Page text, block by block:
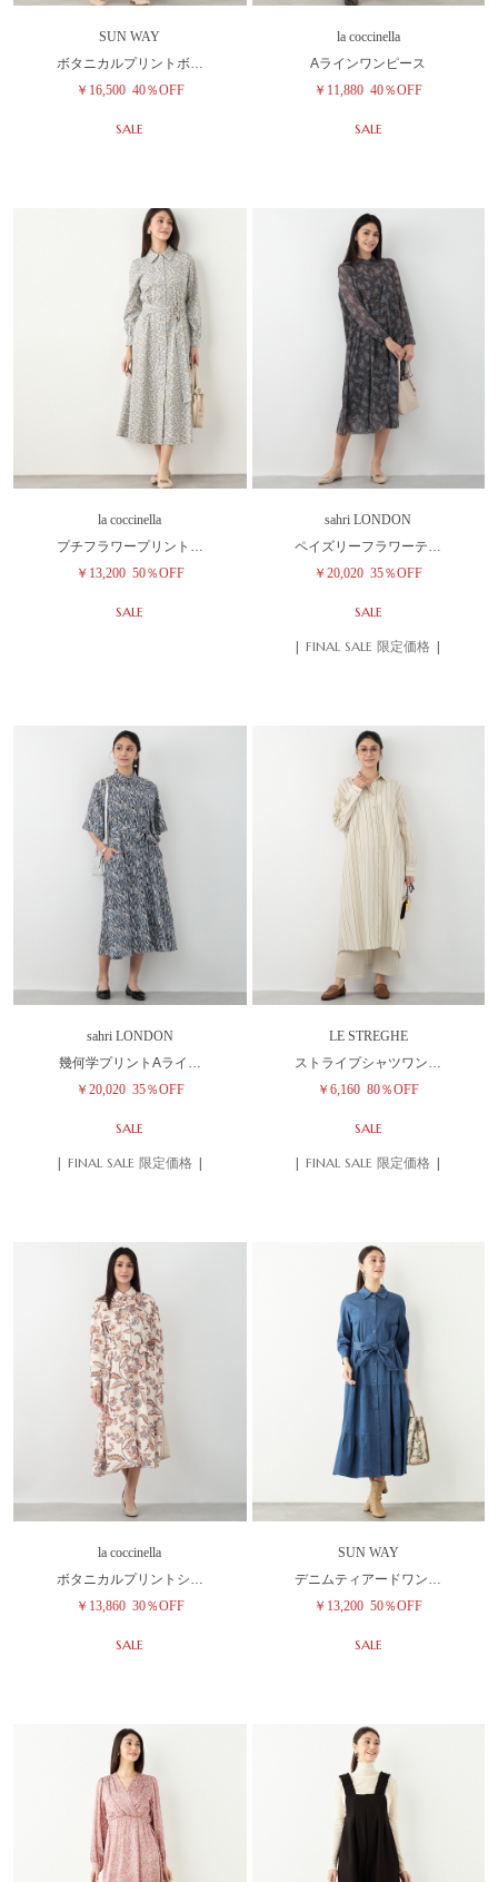
SUN WAY
ボタニカルプリントボ…
￥16,500 40％OFF
SALE
la coccinella
Aラインワンピース
￥11,880 40％OFF
SALE
la coccinella
プチフラワープリント…
￥13,200 50％OFF
SALE
sahri LONDON
ペイズリーフラワーテ…
￥20,020 35％OFF
SALE
| FINAL SALE 限定価格 |
sahri LONDON
幾何学プリントAライ…
￥20,020 35％OFF
SALE
| FINAL SALE 限定価格 |
LE STREGHE
ストライプシャツワン…
￥6,160 80％OFF
SALE
| FINAL SALE 限定価格 |
la coccinella
ボタニカルプリントシ…
￥13,860 30％OFF
SALE
SUN WAY
デニムティアードワン…
￥13,200 50％OFF
SALE